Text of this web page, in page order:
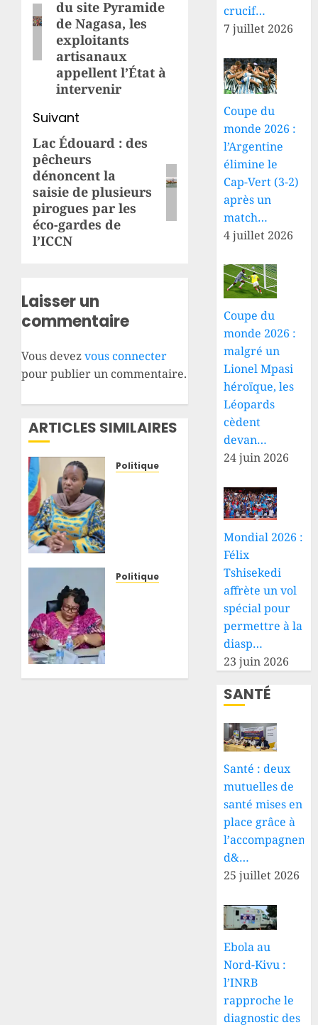
du site Pyramide
de Nagasa, les
exploitants
artisanaux
appellent l’État à
intervenir
Suivant
Article
suivant:
Lac Édouard : des
pêcheurs
dénoncent la
saisie de plusieurs
pirogues par les
éco-gardes de
l’ICCN
Laisser un
commentaire
Vous devezvous connecter
pour publier un commentaire.
ARTICLES SIMILAIRES
Politique
sur 11
Politique
crucif…
7 juillet 2026
Coupe du
monde 2026 :
l’Argentine
élimine le
Cap-Vert (3-2)
après un
match…
4 juillet 2026
Coupe du
monde 2026 :
malgré un
Lionel Mpasi
héroïque, les
Léopards
cèdent
devan…
24 juin 2026
Mondial 2026 :
Félix
Tshisekedi
affrète un vol
spécial pour
permettre à la
diasp…
23 juin 2026
SANTÉ
Santé : deux
mutuelles de
santé mises en
place grâce à
d&…
25 juillet 2026
Ebola au
Nord-Kivu :
l’INRB
rapproche le
diagnostic des